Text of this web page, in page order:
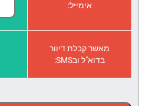
אימייל:
מאשר קבלת דיוור
בדוא"ל ובSMS: